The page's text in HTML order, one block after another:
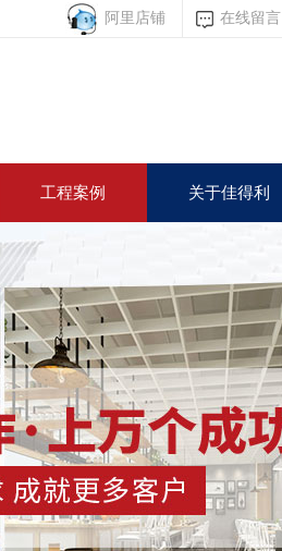
阿里店铺 在线留言
工程案例 关于佳得利